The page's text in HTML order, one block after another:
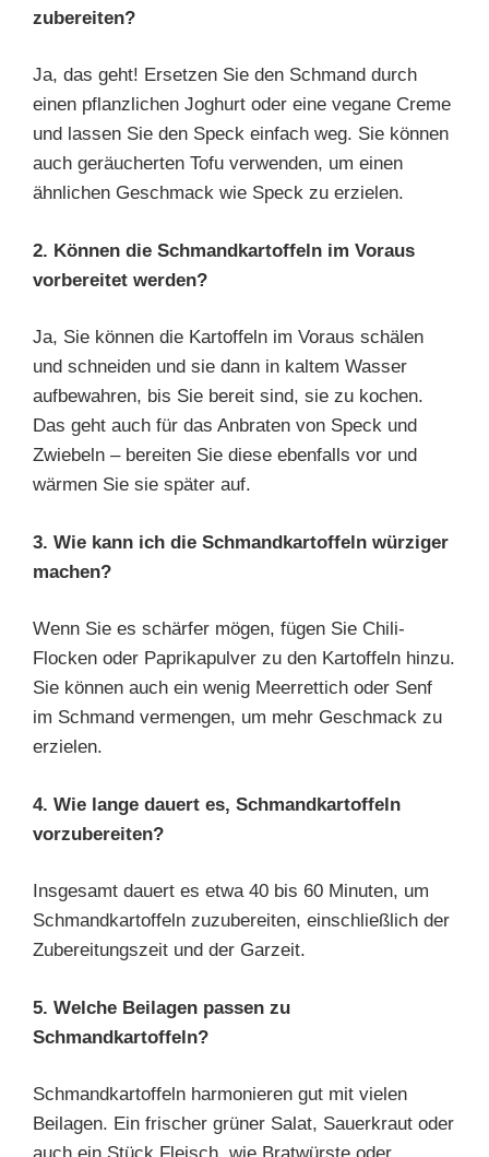
zubereiten?
Ja, das geht! Ersetzen Sie den Schmand durch
einen pflanzlichen Joghurt oder eine vegane Creme
und lassen Sie den Speck einfach weg. Sie können
auch geräucherten Tofu verwenden, um einen
ähnlichen Geschmack wie Speck zu erzielen.
2. Können die Schmandkartoffeln im Voraus
vorbereitet werden?
Ja, Sie können die Kartoffeln im Voraus schälen
und schneiden und sie dann in kaltem Wasser
aufbewahren, bis Sie bereit sind, sie zu kochen.
Das geht auch für das Anbraten von Speck und
Zwiebeln – bereiten Sie diese ebenfalls vor und
wärmen Sie sie später auf.
3. Wie kann ich die Schmandkartoffeln würziger
machen?
Wenn Sie es schärfer mögen, fügen Sie Chili-
Flocken oder Paprikapulver zu den Kartoffeln hinzu.
Sie können auch ein wenig Meerrettich oder Senf
im Schmand vermengen, um mehr Geschmack zu
erzielen.
4. Wie lange dauert es, Schmandkartoffeln
vorzubereiten?
Insgesamt dauert es etwa 40 bis 60 Minuten, um
Schmandkartoffeln zuzubereiten, einschließlich der
Zubereitungszeit und der Garzeit.
5. Welche Beilagen passen zu
Schmandkartoffeln?
Schmandkartoffeln harmonieren gut mit vielen
Beilagen. Ein frischer grüner Salat, Sauerkraut oder